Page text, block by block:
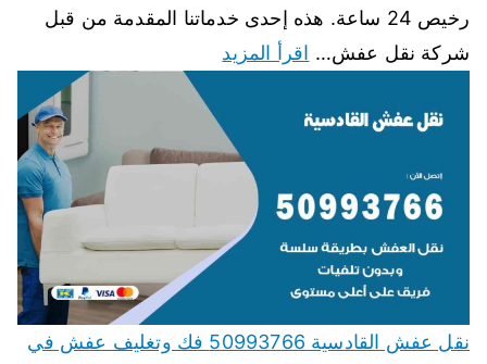
رخيص 24 ساعة. هذه إحدى خدماتنا المقدمة من قبل
شركة نقل عفش… اقرأ المزيد
نقل عفش القادسية 50993766 فك وتغليف عفش في